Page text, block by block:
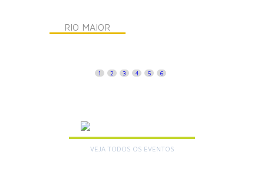
RIO MAIOR
1 2 3 4 5 6
VEJA TODOS OS EVENTOS